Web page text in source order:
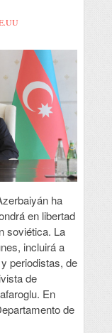
ha
en libertad
soviética. La
incluirá a
periodistas, de
de
En
de